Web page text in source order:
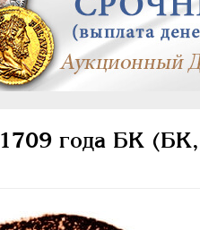
года БК (БК,